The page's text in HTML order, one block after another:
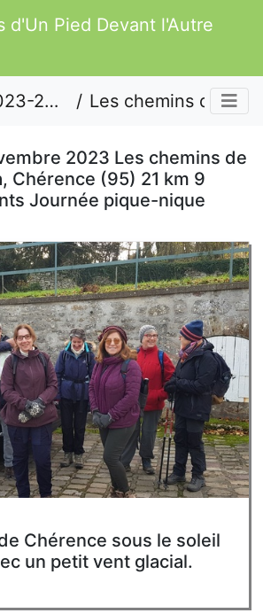
d'Un Pied Devant l'Autre
2024 Les chemins de Sigrancia
2023 Les chemins de
Chérence (95) 21 km 9
Journée pique-nique
Chérence sous le soleil
un petit vent glacial.